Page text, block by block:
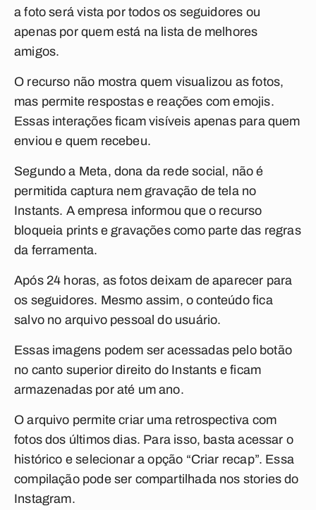
a foto será vista por todos os seguidores ou
apenas por quem está na lista de melhores
amigos.
O recurso não mostra quem visualizou as fotos,
mas permite respostas e reações com emojis.
Essas interações ficam visíveis apenas para quem
enviou e quem recebeu.
Segundo a Meta, dona da rede social, não é
permitida captura nem gravação de tela no
Instants. A empresa informou que o recurso
bloqueia prints e gravações como parte das regras
da ferramenta.
Após 24 horas, as fotos deixam de aparecer para
os seguidores. Mesmo assim, o conteúdo fica
salvo no arquivo pessoal do usuário.
Essas imagens podem ser acessadas pelo botão
no canto superior direito do Instants e ficam
armazenadas por até um ano.
O arquivo permite criar uma retrospectiva com
fotos dos últimos dias. Para isso, basta acessar o
histórico e selecionar a opção “Criar recap”. Essa
compilação pode ser compartilhada nos stories do
Instagram.